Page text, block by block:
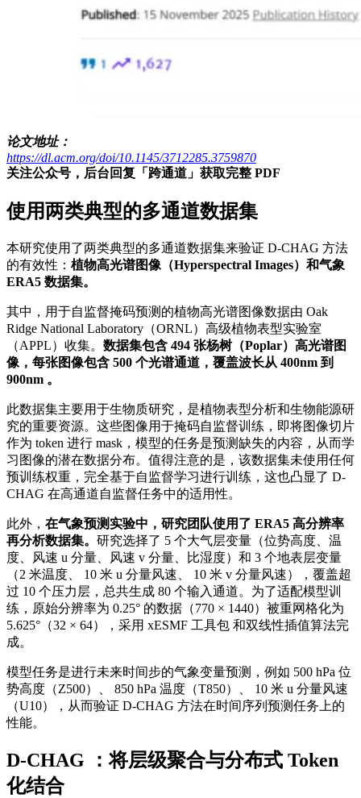
论文地址：
https://dl.acm.org/doi/10.1145/3712285.3759870
关注公众号，后台回复「跨通道」获取完整 PDF
使用两类典型的多通道数据集
本研究使用了两类典型的多通道数据集来验证 D-CHAG 方法
的有效性： 植物高光谱图像（Hyperspectral Images）和气象
ERA5 数据集。
其中，用于自监督掩码预测的植物高光谱图像数据由 Oak
Ridge National Laboratory（ORNL）高级植物表型实验室
（APPL）收集。 数据集包含 494 张杨树（Poplar）高光谱图
像，每张图像包含 500 个光谱通道，覆盖波长从 400nm 到
900nm 。
此数据集主要用于生物质研究，是植物表型分析和生物能源研
究的重要资源。这些图像用于掩码自监督训练，即将图像切片
作为 token 进行 mask，模型的任务是预测缺失的内容，从而学
习图像的潜在数据分布。值得注意的是，该数据集未使用任何
预训练权重，完全基于自监督学习进行训练，这也凸显了 D-
CHAG 在高通道自监督任务中的适用性。
此外， 在气象预测实验中，研究团队使用了 ERA5 高分辨率
再分析数据集。 研究选择了 5 个大气层变量（位势高度、温
度、风速 u 分量、风速 v 分量、比湿度）和 3 个地表层变量
（2 米温度、 10 米 u 分量风速、 10 米 v 分量风速），覆盖超
过 10 个压力层，总共生成 80 个输入通道。为了适配模型训
练，原始分辨率为 0.25° 的数据（770 × 1440）被重网格化为
5.625°（32 × 64），采用 xESMF 工具包 和双线性插值算法完
成。
模型任务是进行未来时间步的气象变量预测，例如 500 hPa 位
势高度（Z500）、 850 hPa 温度（T850）、 10 米 u 分量风速
（U10），从而验证 D-CHAG 方法在时间序列预测任务上的
性能。
D-CHAG ：将层级聚合与分布式 Token
化结合